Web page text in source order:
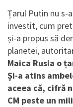
Țarul Putin nu s-
investit, cum
și-a propus să
planetei,
Maica Rusia o
Și-a atins
aceea că, cifră
CM peste un